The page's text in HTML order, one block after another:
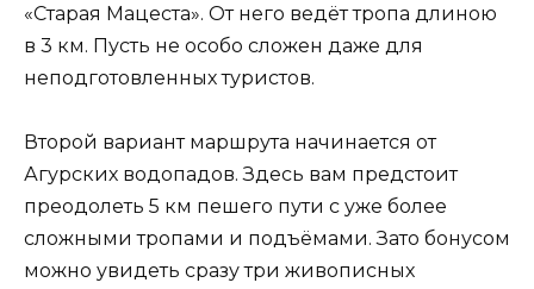
«Старая Мацеста». От него ведёт тропа длиною
в 3 км. Пусть не особо сложен даже для
неподготовленных туристов.
Второй вариант маршрута начинается от
Агурских водопадов. Здесь вам предстоит
преодолеть 5 км пешего пути с уже более
сложными тропами и подъёмами. Зато бонусом
можно увидеть сразу три живописных